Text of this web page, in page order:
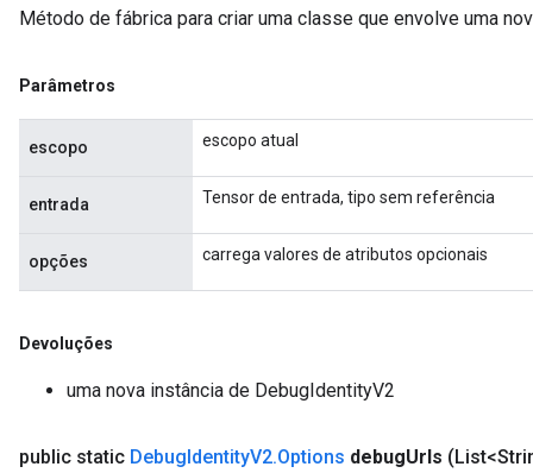
Método de fábrica para criar uma classe que envolve uma
Parâmetros
escopo escopo atual
entrada Tensor de entrada, tipo sem referência
opções carrega valores de atributos opcionais
Devoluções
uma nova instância de DebugIdentityV2
public static DebugIdentityV2.Options debugUrls